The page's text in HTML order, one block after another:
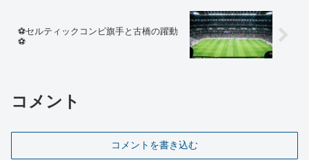
⚽セルティックコンビ旗手と古橋の躍動
⚽️
コメント
コメントを書き込む